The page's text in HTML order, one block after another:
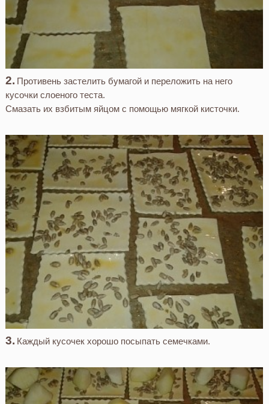
Противень застелить бумагой и переложить на него
кусочки слоеного теста.
Смазать их взбитым яйцом с помощью мягкой кисточки.
Каждый кусочек хорошо посыпать семечками.